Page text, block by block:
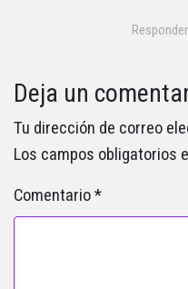
Responder
Deja un
Tu dirección de correo
Los campos obligatorios
Comentario*